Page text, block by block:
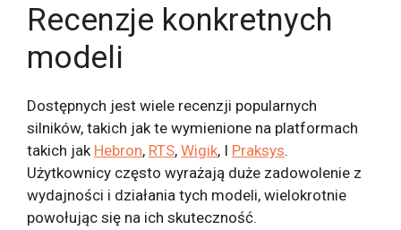
Recenzje konkretnych
modeli
Dostępnych jest wiele recenzji popularnych
silników, takich jak te wymienione na platformach
takich jak Hebron, RTS, Wigik, I Praksys.
Użytkownicy często wyrażają duże zadowolenie z
wydajności i działania tych modeli, wielokrotnie
powołując się na ich skuteczność.